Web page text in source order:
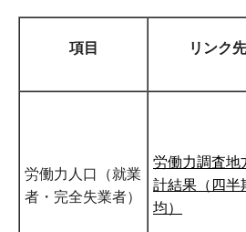
項目 リンク先
労働力人口（就業
者・完全失業者）
労働力調査地
計結果（四半
均）